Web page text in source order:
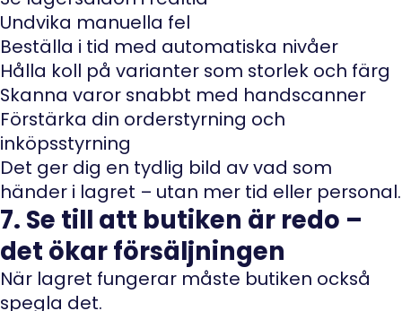
Undvika manuella fel
Beställa i tid med automatiska nivåer
Hålla koll på varianter som storlek och färg
Skanna varor snabbt med handscanner
Förstärka din orderstyrning och
inköpsstyrning
Det ger dig en tydlig bild av vad som
händer i lagret – utan mer tid eller personal.
7. Se till att butiken är redo –
det ökar försäljningen
När lagret fungerar måste butiken också
spegla det.